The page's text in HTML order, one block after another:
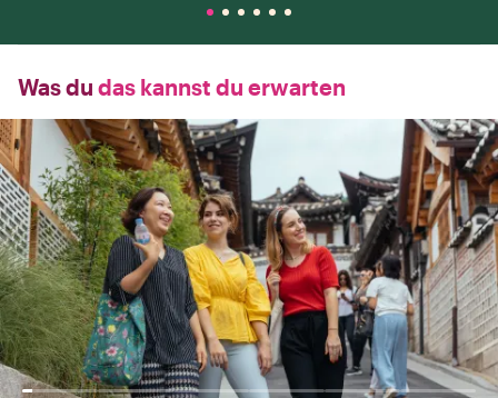
Was du das kannst du erwarten